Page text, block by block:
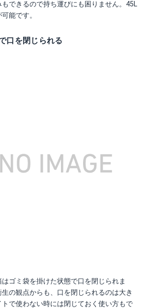
できるので持ち運びにも困りません。45L
能です。
口を閉じられる
ゴミ袋を掛けた状態で口を閉じられま
の観点からも、口を閉じられるのは大き
で使わない時には閉じておく使い方もで